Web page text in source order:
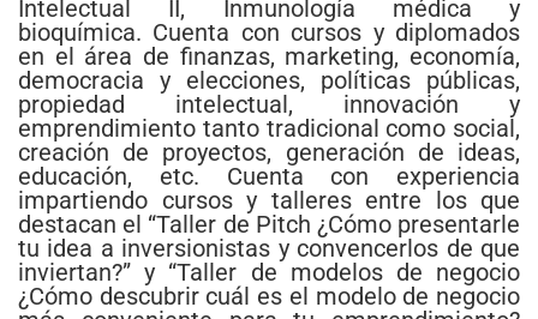
Intelectual II, Inmunología médica y
bioquímica. Cuenta con cursos y diplomados
en el área de finanzas, marketing, economía,
democracia y elecciones, políticas públicas,
propiedad intelectual, innovación y
emprendimiento tanto tradicional como social,
creación de proyectos, generación de ideas,
educación, etc. Cuenta con experiencia
impartiendo cursos y talleres entre los que
destacan el “Taller de Pitch ¿Cómo presentarle
tu idea a inversionistas y convencerlos de que
inviertan?” y “Taller de modelos de negocio
¿Cómo descubrir cuál es el modelo de negocio